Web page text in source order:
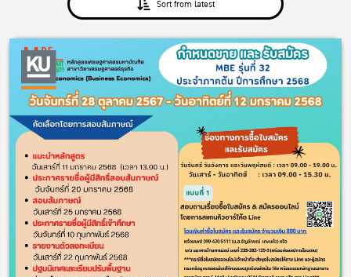
Sort from latest